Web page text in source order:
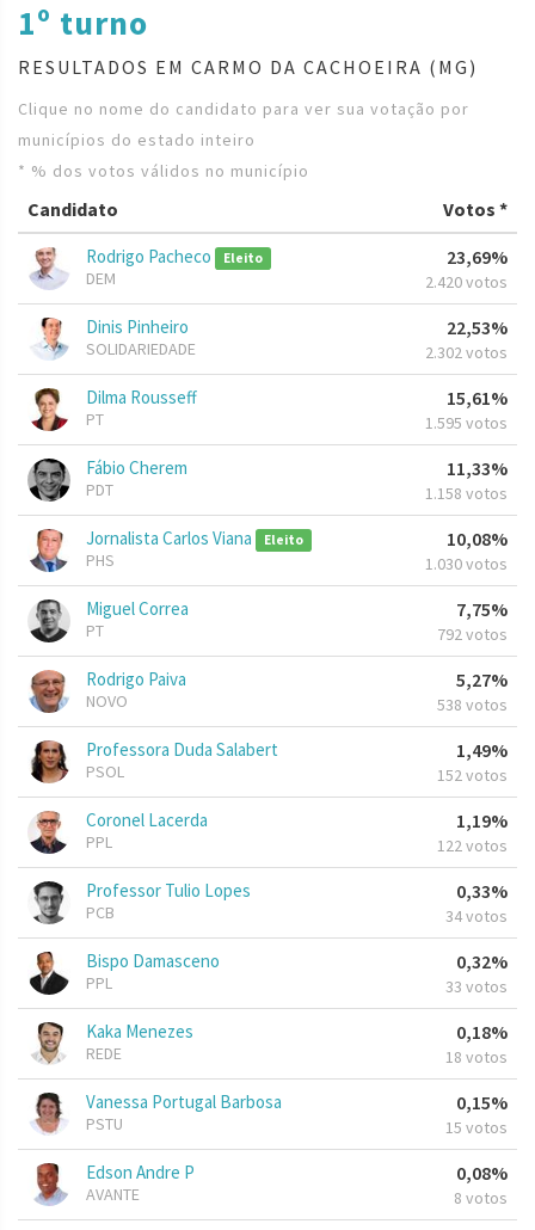
1º turno
RESULTADOS EM CARMO DA CACHOEIRA (MG)
Clique no nome do candidato para ver sua votação por
municípios do estado inteiro
* % dos votos válidos no município
Candidato Votos *
Rodrigo Pacheco Eleito
DEM
23,69%
2.420 votos
Dinis Pinheiro
SOLIDARIEDADE
22,53%
2.302 votos
Dilma Rousseff
PT
15,61%
1.595 votos
Fábio Cherem
PDT
11,33%
1.158 votos
Jornalista Carlos Viana Eleito
PHS
10,08%
1.030 votos
Miguel Correa
PT
7,75%
792 votos
Rodrigo Paiva
NOVO
5,27%
538 votos
Professora Duda Salabert
PSOL
1,49%
152 votos
Coronel Lacerda
PPL
1,19%
122 votos
Professor Tulio Lopes
PCB
0,33%
34 votos
Bispo Damasceno
PPL
0,32%
33 votos
Kaka Menezes
REDE
0,18%
18 votos
Vanessa Portugal Barbosa
PSTU
0,15%
15 votos
Edson Andre P
AVANTE
0,08%
8 votos